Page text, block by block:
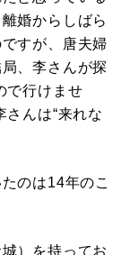
婚からしばら
すが、唐夫婦
、李さんが探
で行けませ
さんは“来れな
のは14年のこ
）を持ってお